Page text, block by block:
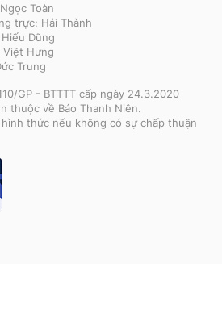
Toàn
trực: Hải Thành
Dũng
Việt Hưng
Trung
GP - BTTTT cấp ngày 24.3.2020
thuộc về Báo Thanh Niên.
thức nếu không có sự chấp thuận